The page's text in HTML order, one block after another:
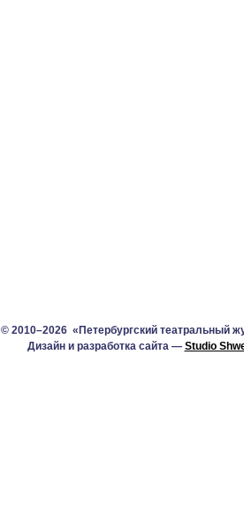
© 2010–2026 «Петербургский театральный
Дизайн и разработка сайта — Studio